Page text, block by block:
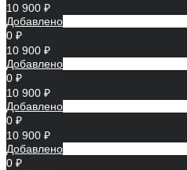
10 900 ₽
Добавлено
0 ₽
10 900 ₽
Добавлено
0 ₽
10 900 ₽
Добавлено
0 ₽
10 900 ₽
Добавлено
0 ₽